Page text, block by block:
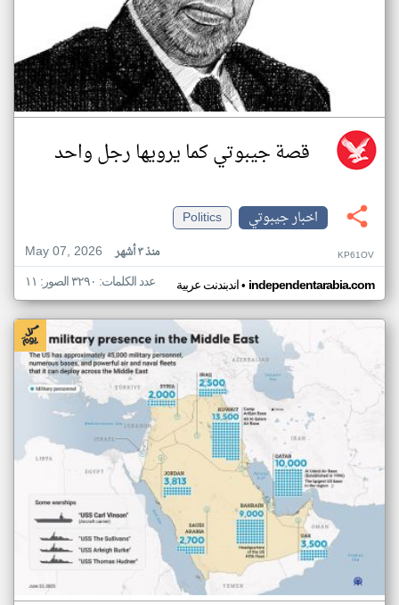
قصة جيبوتي كما يرويها رجل واحد
اخبار جيبوتي
Politics
May 07, 2026
منذ ٣ أشهر KP61OV
اندبندنت عربية• independentarabia.com عدد الكلمات: ٣٢٩٠ الصور: ١١